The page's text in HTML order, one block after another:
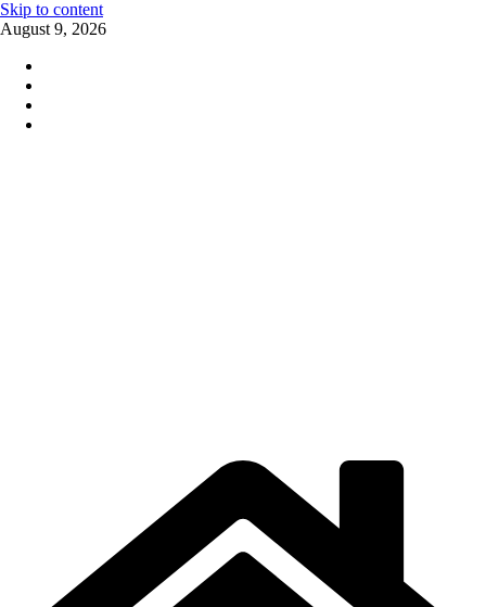
Skip to content
August 9, 2026